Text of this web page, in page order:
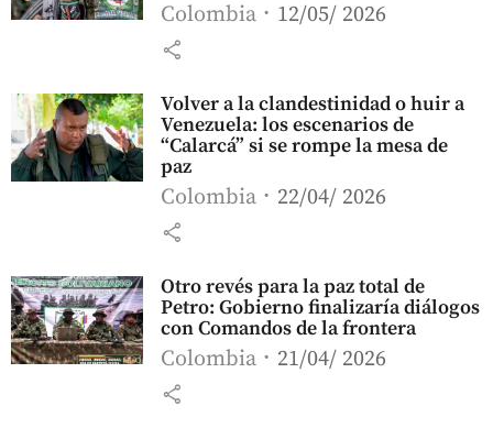
Colombia 12/05/ 2026
share
Volver a la clandestinidad o huir a
Venezuela: los escenarios de
“Calarcá” si se rompe la mesa de
paz
Colombia 22/04/ 2026
share
Otro revés para la paz total de
Petro: Gobierno finalizaría diálogos
con Comandos de la frontera
Colombia 21/04/ 2026
share